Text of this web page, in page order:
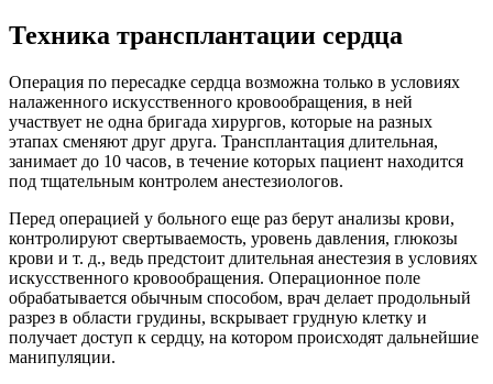
Техника трансплантации сердца
Операция по пересадке сердца возможна только в условиях
налаженного искусственного кровообращения, в ней
участвует не одна бригада хирургов, которые на разных
этапах сменяют друг друга. Трансплантация длительная,
занимает до 10 часов, в течение которых пациент находится
под тщательным контролем анестезиологов.
Перед операцией у больного еще раз берут анализы крови,
контролируют свертываемость, уровень давления, глюкозы
крови и т. д., ведь предстоит длительная анестезия в условиях
искусственного кровообращения. Операционное поле
обрабатывается обычным способом, врач делает продольный
разрез в области грудины, вскрывает грудную клетку и
получает доступ к сердцу, на котором происходят дальнейшие
манипуляции.